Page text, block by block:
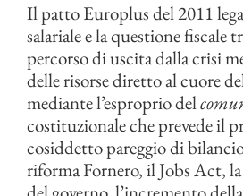
Il patto Europlus del 2011
salariale e la questione fiscale
percorso di uscita dalla crisi
delle risorse diretto al cuore
mediante l’esproprio del
costituzionale che prevede il
cosiddetto pareggio di
riforma Fornero, il Jobs Act,